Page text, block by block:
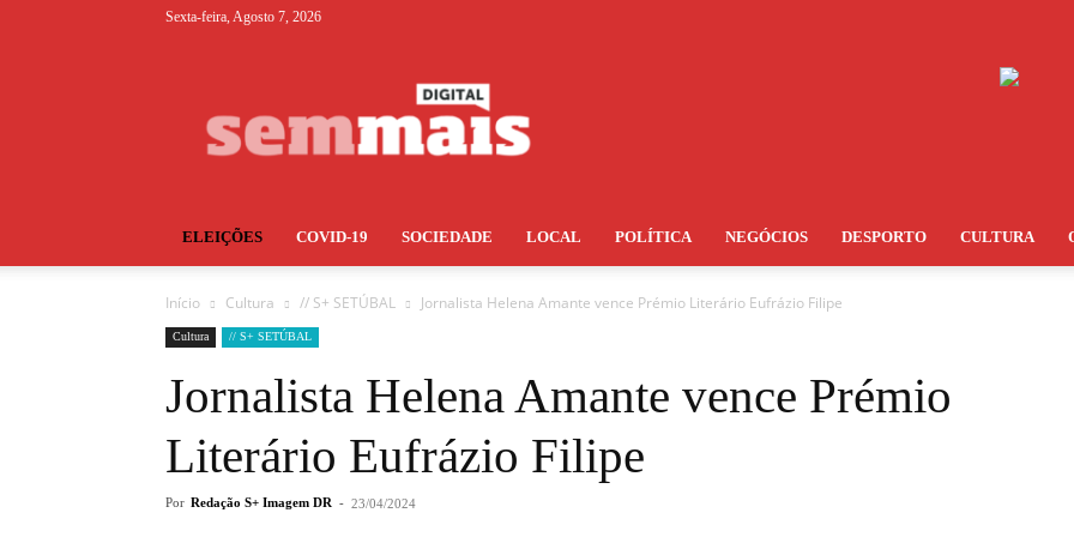
Sexta-feira, Agosto 7, 2026
ELEIÇÕES COVID-19 SOCIEDADE LOCAL POLÍTICA NEGÓCIOS DESPORTO CULTURA
Início Cultura // S+ SETÚBAL Jornalista Helena Amante vence Prémio Literário Eufrázio Filipe
Cultura // S+ SETÚBAL
Jornalista Helena Amante vence Prémio
Literário Eufrázio Filipe
Por Redação S+ Imagem DR - 23/04/2024